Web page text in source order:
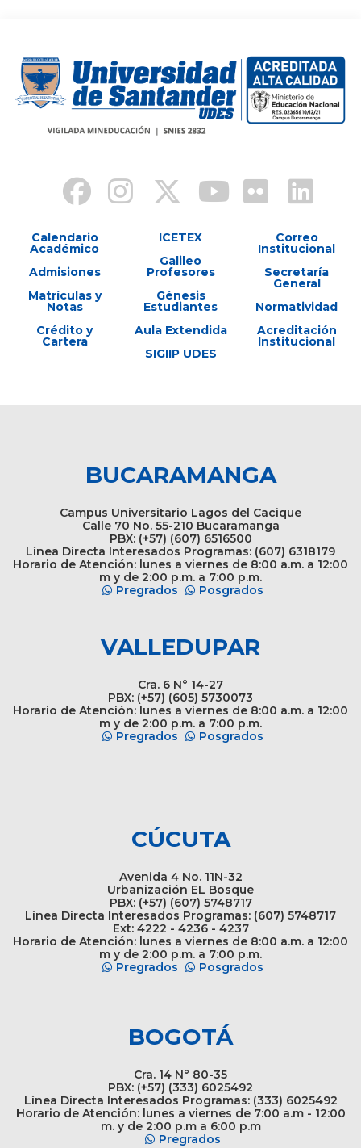
Calendario
Académico
Admisiones
Matrículas y
Notas
Crédito y
Cartera
ICETEX
Galileo
Profesores
Génesis
Estudiantes
Aula Extendida
SIGIIP UDES
Correo
Institucional
Secretaría
General
Normatividad
Acreditación
Institucional
BUCARAMANGA
Campus Universitario Lagos del Cacique
Calle 70 No. 55-210 Bucaramanga
PBX: (+57) (607) 6516500
Línea Directa Interesados Programas: (607) 6318179
Horario de Atención: lunes a viernes de 8:00 a.m. a 12:00
m y de 2:00 p.m. a 7:00 p.m.
Pregrados
Posgrados
VALLEDUPAR
Cra. 6 N° 14-27
PBX: (+57) (605) 5730073
Horario de Atención: lunes a viernes de 8:00 a.m. a 12:00
m y de 2:00 p.m. a 7:00 p.m.
Pregrados
Posgrados
CÚCUTA
Avenida 4 No. 11N-32
Urbanización EL Bosque
PBX: (+57) (607) 5748717
Línea Directa Interesados Programas: (607) 5748717
Ext: 4222 - 4236 - 4237
Horario de Atención: lunes a viernes de 8:00 a.m. a 12:00
m y de 2:00 p.m. a 7:00 p.m.
Pregrados
Posgrados
BOGOTÁ
Cra. 14 N° 80-35
PBX: (+57) (333) 6025492
Línea Directa Interesados Programas: (333) 6025492
Horario de Atención: lunes a viernes de 7:00 a.m - 12:00
m. y de 2:00 p.m a 6:00 p.m
Pregrados